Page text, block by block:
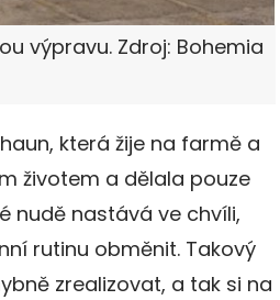
výpravu. Zdroj: Bohemia
která žije na farmě a
životem a dělala pouze
nudě nastává ve chvíli,
rutinu obměnit. Takový
zrealizovat, a tak si na